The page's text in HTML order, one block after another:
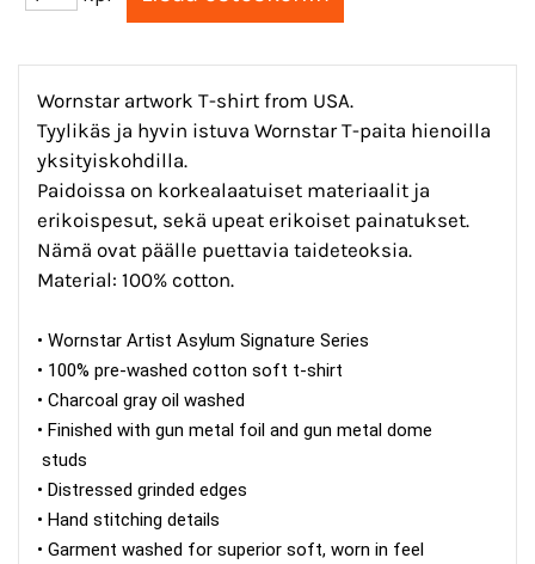
Wornstar artwork T-shirt from USA.
Tyylikäs ja hyvin istuva Wornstar T-paita hienoilla
yksityiskohdilla.
Paidoissa on korkealaatuiset materiaalit ja
erikoispesut, sekä upeat erikoiset painatukset.
Nämä ovat päälle puettavia taideteoksia.
Material: 100% cotton.
• Wornstar Artist Asylum Signature Series
• 100% pre-washed cotton soft t-shirt
• Charcoal gray oil washed
• Finished with gun metal foil and gun metal dome
studs
• Distressed grinded edges
• Hand stitching details
• Garment washed for superior soft, worn in feel